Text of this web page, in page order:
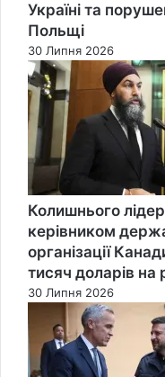
Україні та
Польщі
30 Липня 2026
Колишнього
керівником
організації
тисяч доларів на
30 Липня 2026